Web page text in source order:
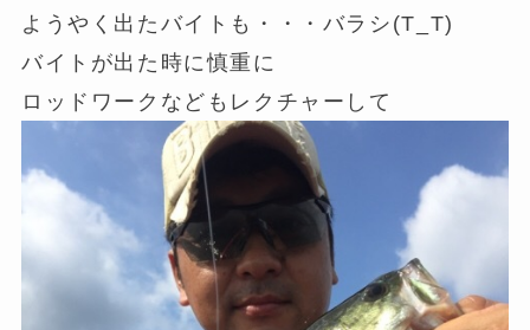
ようやく出たバイトも・・・バラシ(T_T)
バイトが出た時に慎重に
ロッドワークなどもレクチャーして